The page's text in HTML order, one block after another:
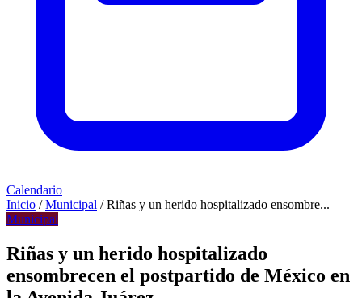
Calendario
Inicio / Municipal / Riñas y un herido hospitalizado ensombre...
Municipal
Riñas y un herido hospitalizado
ensombrecen el postpartido de México en